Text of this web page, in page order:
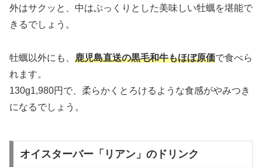
外はサクッと、中はぷっくりとした美味しい牡蠣を堪能で
きるでしょう。
牡蠣以外にも、 鹿児島直送の黒毛和牛もほぼ原価で食べら
れます。
130g1,980円で、柔らかくとろけるような食感がやみつき
になるでしょう。
オイスターバー「リアン」のドリンク